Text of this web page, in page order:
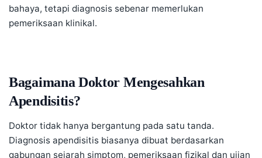
bahaya, tetapi diagnosis sebenar memerlukan
pemeriksaan klinikal.
Bagaimana Doktor Mengesahkan
Apendisitis?
Doktor tidak hanya bergantung pada satu tanda.
Diagnosis apendisitis biasanya dibuat berdasarkan
gabungan sejarah simptom, pemeriksaan fizikal dan ujian